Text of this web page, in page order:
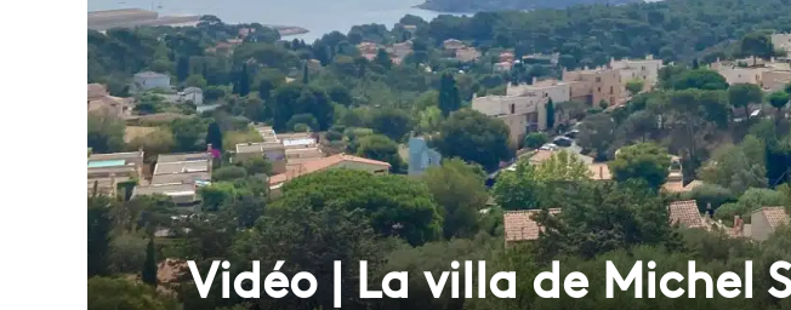
Vidéo | La villa de Michel